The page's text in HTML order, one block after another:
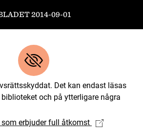
2014-09-01
Det kan endast läsas
och på ytterligare några
erbjuder full åtkomst